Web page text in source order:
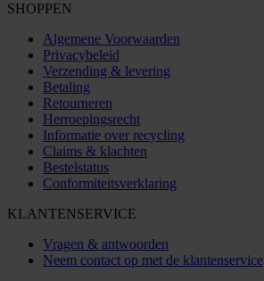
SHOPPEN
Algemene Voorwaarden
Privacybeleid
Verzending & levering
Betaling
Retourneren
Herroepingsrecht
Informatie over recycling
Claims & klachten
Bestelstatus
Conformiteitsverklaring
KLANTENSERVICE
Vragen & antwoorden
Neem contact op met de klantenservice